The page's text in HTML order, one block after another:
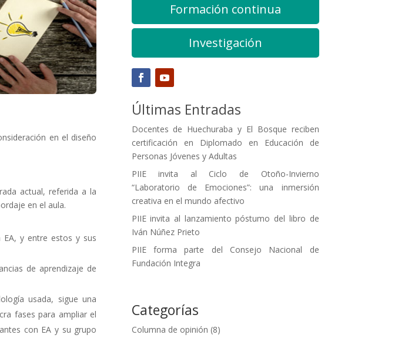
en el diseño
actual, referida a la
en el aula.
y entre estos y sus
de aprendizaje de
usada, sigue una
fases para ampliar el
con EA y su grupo
Formación continua
Investigación
Últimas Entradas
Docentes de Huechuraba y El Bosque reciben
certificación en Diplomado en Educación de
Personas Jóvenes y Adultas
PIIE invita al Ciclo de Otoño-Invierno
“Laboratorio de Emociones”: una inmersión
creativa en el mundo afectivo
PIIE invita al lanzamiento póstumo del libro de
Iván Núñez Prieto
PIIE forma parte del Consejo Nacional de
Fundación Integra
Categorías
Columna de opinión (8)